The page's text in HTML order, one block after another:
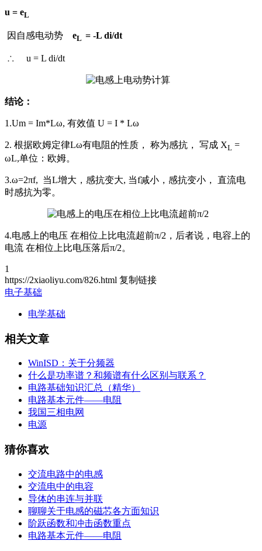
u = eL
因自感电动势 eL = -L di/dt
∴ u = L di/dt
结论：
1.Um = Im*Lω, 有效值 U = I * Lω
2. 根据欧姆定律Lω有电阻的性质， 称为感抗， 写成 XL =
ωL,单位：欧姆。
3.ω=2πf, 当L增大，感抗变大, 当f减小，感抗变小， 直流电
时感抗为零。
4.电感上的电压 在相位上比电流超前π/2，后者说，电容上的
电流 在相位上比电压落后π/2。
1
https://2xiaoliyu.com/826.html 复制链接
电子基础
电学基础
相关文章
WinISD：关于分频器
什么是功率谱？和频谱有什么区别与联系？
电路基础知识汇总（精华）
电路基本元件——电阻
我国三相电网
电源
猜你喜欢
交流电路中的电感
交流电中的电容
导体的串连与并联
聊聊关于电感的磁芯各方面知识
阶跃函数和冲击函数重点
电路基本元件——电阻